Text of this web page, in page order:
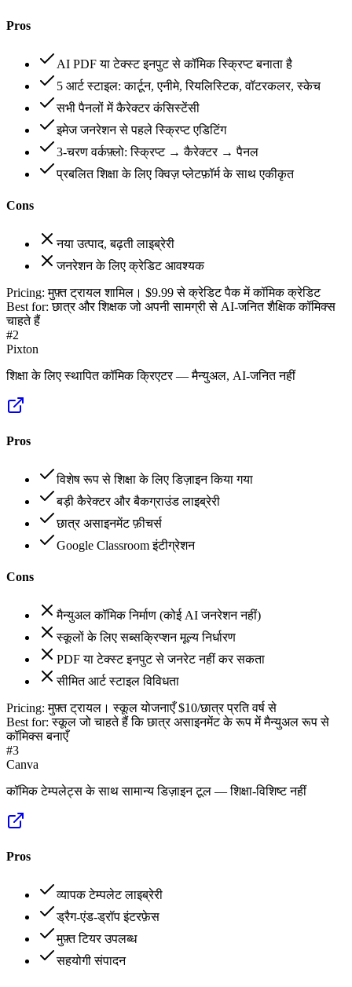
Pros
AI PDF या टेक्स्ट इनपुट से कॉमिक स्क्रिप्ट बनाता है
5 आर्ट स्टाइल: कार्टून, एनीमे, रियलिस्टिक, वॉटरकलर, स्केच
सभी पैनलों में कैरेक्टर कंसिस्टेंसी
इमेज जनरेशन से पहले स्क्रिप्ट एडिटिंग
3-चरण वर्कफ़्लो: स्क्रिप्ट → कैरेक्टर → पैनल
प्रबलित शिक्षा के लिए क्विज़ प्लेटफ़ॉर्म के साथ एकीकृत
Cons
नया उत्पाद, बढ़ती लाइब्रेरी
जनरेशन के लिए क्रेडिट आवश्यक
Pricing: मुफ़्त ट्रायल शामिल। $9.99 से क्रेडिट पैक में कॉमिक क्रेडिट
Best for: छात्र और शिक्षक जो अपनी सामग्री से AI-जनित शैक्षिक कॉमिक्स
चाहते हैं
#2
Pixton
शिक्षा के लिए स्थापित कॉमिक क्रिएटर — मैन्युअल, AI-जनित नहीं
Pros
विशेष रूप से शिक्षा के लिए डिज़ाइन किया गया
बड़ी कैरेक्टर और बैकग्राउंड लाइब्रेरी
छात्र असाइनमेंट फ़ीचर्स
Google Classroom इंटीग्रेशन
Cons
मैन्युअल कॉमिक निर्माण (कोई AI जनरेशन नहीं)
स्कूलों के लिए सब्सक्रिप्शन मूल्य निर्धारण
PDF या टेक्स्ट इनपुट से जनरेट नहीं कर सकता
सीमित आर्ट स्टाइल विविधता
Pricing: मुफ़्त ट्रायल। स्कूल योजनाएँ $10/छात्र प्रति वर्ष से
Best for: स्कूल जो चाहते हैं कि छात्र असाइनमेंट के रूप में मैन्युअल रूप से
कॉमिक्स बनाएँ
#3
Canva
कॉमिक टेम्पलेट्स के साथ सामान्य डिज़ाइन टूल — शिक्षा-विशिष्ट नहीं
Pros
व्यापक टेम्पलेट लाइब्रेरी
ड्रैग-एंड-ड्रॉप इंटरफ़ेस
मुफ़्त टियर उपलब्ध
सहयोगी संपादन